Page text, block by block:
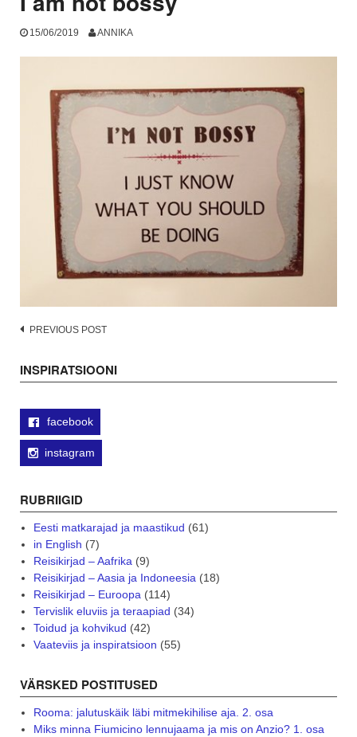
15/06/2019 ANNIKA
Post
PREVIOUS POST
INSPIRATSIOONI
facebook
instagram
RUBRIIGID
Eesti matkarajad ja maastikud (61)
in English (7)
Reisikirjad – Aafrika(9)
Reisikirjad – Aasia ja Indoneesia(18)
Reisikirjad – Euroopa(114)
Tervislik eluviis ja teraapiad (34)
Toidud ja kohvikud (42)
Vaateviis ja inspiratsioon (55)
VÄRSKED POSTITUSED
Rooma: jalutuskäik läbi mitmekihilise aja. 2. osa
Miks minna Fiumicino lennujaama ja mis on Anzio? 1. osa